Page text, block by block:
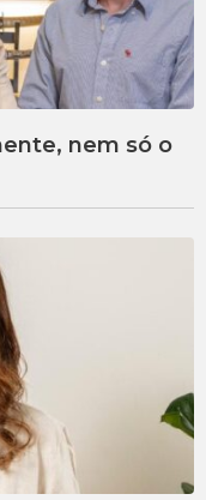
nem só o